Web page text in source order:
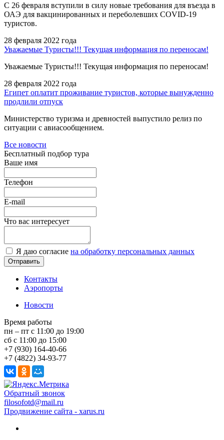
С 26 февраля вступили в силу новые требования для въезда в
ОАЭ для вакцинированных и переболевших COVID-19
туристов.
28 февраля 2022 года
Уважаемые Туристы!!! Текущая информация по переносам!
Уважаемые Туристы!!! Текущая информация по переносам!
28 февраля 2022 года
Египет оплатит проживание туристов, которые вынужденно
продлили отпуск
Министерство туризма и древностей выпустило релиз по
ситуации с авиасообщением.
Все новости
Бесплатный подбор тура
Ваше имя
Телефон
E-mail
Что вас интересует
Я даю согласие на обработку персональных данных
Контакты
Аэропорты
Новости
Время работы
пн – пт с 11:00 до 19:00
сб с 11:00 до 15:00
+7 (930) 164-40-66
+7 (4822) 34-93-77
Обратный звонок
filosofotd@mail.ru
Продвижение сайта - xarus.ru